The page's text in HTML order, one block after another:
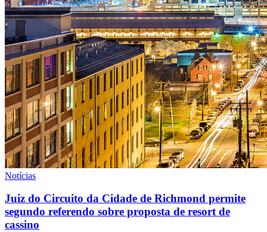
Notícias
Juiz do Circuito da Cidade de Richmond permite
segundo referendo sobre proposta de resort de
cassino